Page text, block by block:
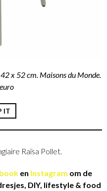
x 52 cm. Maisons du Monde.
IT
Raïsa Pollet.
en Instagram om de
DIY, lifestyle & food